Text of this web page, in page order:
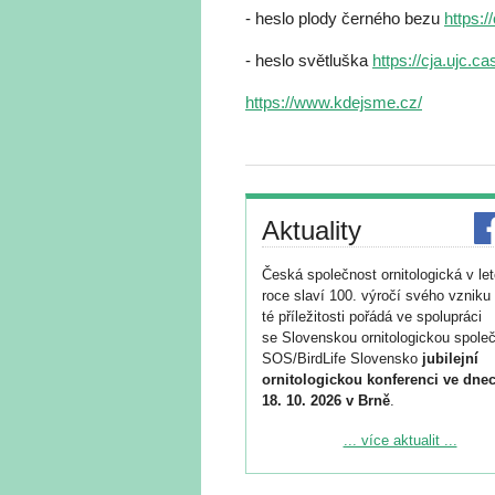
- heslo plody černého bezu
- heslo světluška https://
https://www.kdejsme.cz/
Aktuality
Česká společnost ornitologická v
roce slaví 100. výročí svého vzniku
té příležitosti pořádá ve spolupráci
se Slovenskou ornitologickou
SOS/BirdLife Slovensko jubilejní
ornitologickou konferenci ve
18. 10. 2026 v Brně.
Podrobnější informace ke konferenci
... více aktualit ...